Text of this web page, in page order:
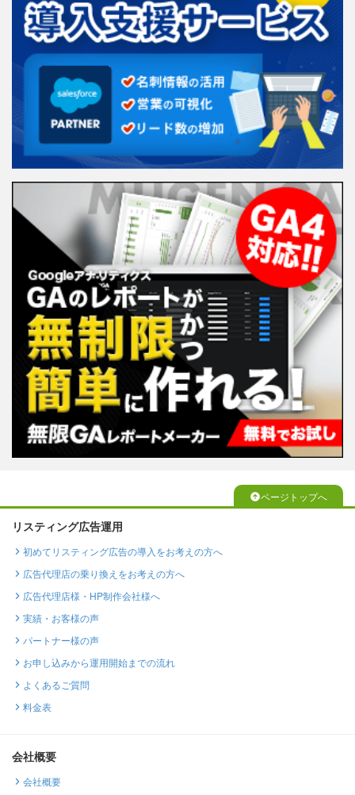
ページトップへ
リスティング広告運用
初めてリスティング広告の導入をお考えの方へ
広告代理店の乗り換えをお考えの方へ
広告代理店様・HP制作会社様へ
実績・お客様の声
パートナー様の声
お申し込みから運用開始までの流れ
よくあるご質問
料金表
会社概要
会社概要